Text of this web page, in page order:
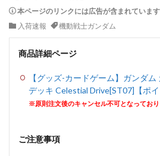
本ページのリンクには広告が含まれています
入荷速報
機動戦士ガンダム
商品詳細ページ
【グッズ-カードゲーム】ガンダ
デッキ Celestial Drive[ST07]【ポイ
※原則注文後のキャンセル不可となっており
ご注意事項